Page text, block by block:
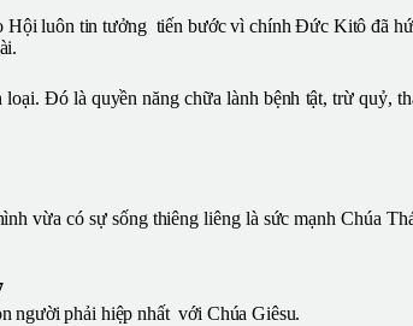
luôn tin tưởng tiến bước vì chính Đức Kitô đã
Đó là quyền năng chữa lành bệnh tật, trừ quỷ,
vừa có sự sống thiêng liêng là sức mạnh Chúa
người phải hiệp nhất với Chúa Giêsu.